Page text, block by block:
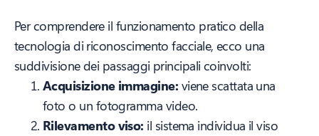
Per comprendere il funzionamento pratico della
tecnologia di riconoscimento facciale, ecco una
suddivisione dei passaggi principali coinvolti:
Acquisizione immagine: viene scattata una
foto o un fotogramma video.
Rilevamento viso: il sistema individua il viso